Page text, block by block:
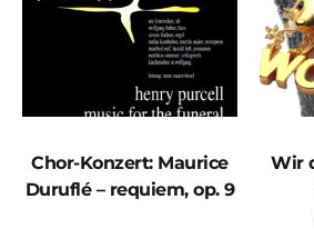
Chor-Konzert: Maurice
Duruflé – requiem, op. 9
Wir